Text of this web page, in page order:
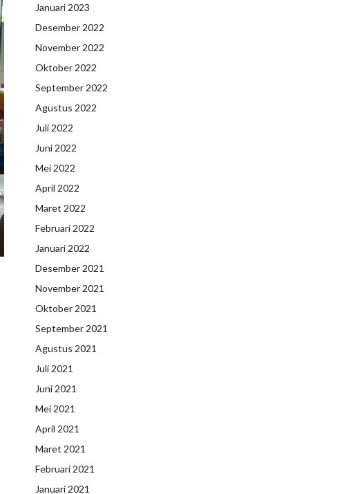
Januari 2023
Desember 2022
November 2022
Oktober 2022
September 2022
Agustus 2022
Juli 2022
Juni 2022
Mei 2022
April 2022
Maret 2022
Februari 2022
Januari 2022
Desember 2021
November 2021
Oktober 2021
September 2021
Agustus 2021
Juli 2021
Juni 2021
Mei 2021
April 2021
Maret 2021
Februari 2021
Januari 2021